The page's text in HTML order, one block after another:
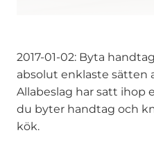
2017-01-02: Byta
absolut enklaste sätten
Allabeslag har satt ihop
du byter handtag och
kök.